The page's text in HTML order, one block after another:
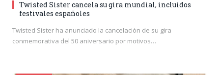
Twisted Sister cancela su gira mundial, incluidos
festivales españoles
Twisted Sister ha anunciado la cancelación de su gira
conmemorativa del 50 aniversario por motivos…